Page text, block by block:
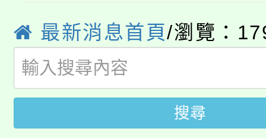
局官網。
8月14至27日，桃園電
開!
115年桃園市運動會8/
田徑場及游泳池舉行。
桃園市低收入戶享有免
視費優惠，中低收入戶
大園自造教育及科技
最新消息首頁/瀏覽：
搜尋